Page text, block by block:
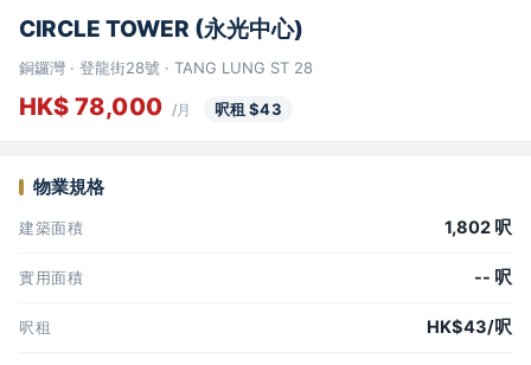
CIRCLE TOWER (永光中心)
銅鑼灣 · 登龍街28號 · TANG LUNG ST 28
HK$ 78,000 /月 呎租 $43
物業規格
建築面積 1,802 呎
實用面積 -- 呎
呎租 HK$43/呎